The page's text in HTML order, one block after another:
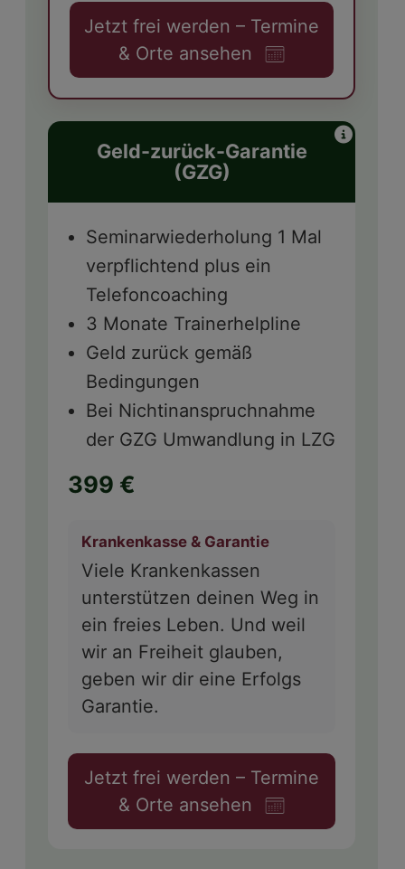
Jetzt frei werden – Termine
& Orte ansehen
Geld-zurück-Garantie
(GZG)
Seminarwiederholung 1 Mal
verpflichtend plus ein
Telefoncoaching
3 Monate Trainerhelpline
Geld zurück gemäß
Bedingungen
Bei Nichtinanspruchnahme
der GZG Umwandlung in LZG
399 €
Krankenkasse & Garantie
Viele Krankenkassen
unterstützen deinen Weg in
ein freies Leben. Und weil
wir an Freiheit glauben,
geben wir dir eine Erfolgs
Garantie.
Jetzt frei werden – Termine
& Orte ansehen